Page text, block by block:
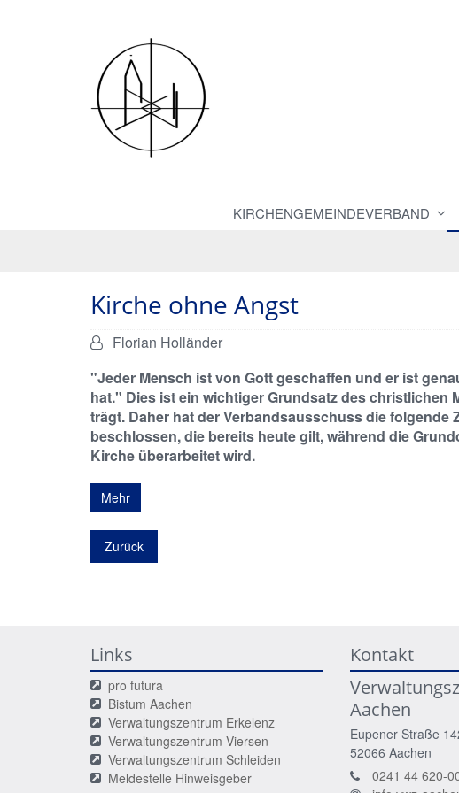
KIRCHENGEMEINDEVERBAND
Kirche ohne Angst
Von:Florian Holländer
"Jeder Mensch ist von Gott geschaffen und er ist
hat." Dies ist ein wichtiger Grundsatz des christlichen
trägt. Daher hat der Verbandsausschuss die folgende
beschlossen, die bereits heute gilt, während die
Kirche überarbeitet wird.
Mehr
Zurück
Links
pro futura
Bistum Aachen
Verwaltungszentrum Erkelenz
Verwaltungszentrum Viersen
Verwaltungszentrum Schleiden
Meldestelle Hinweisgeber
Kontakt
Aachen
Eupener Straße
52066 Aachen
0241 44 620-